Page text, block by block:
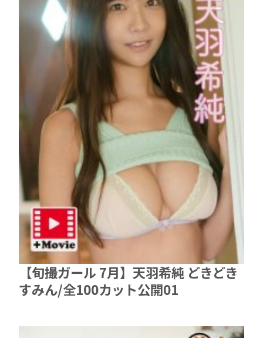
【旬撮ガール 7月】天羽希純 どきどき
すみん/全100カット公開01